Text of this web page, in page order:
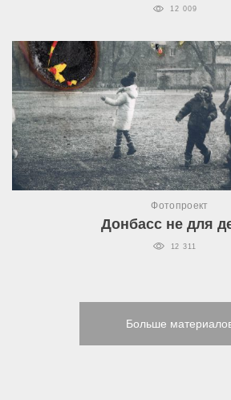
12 009
Фотопроект
Донбасс не для
12 311
Больше